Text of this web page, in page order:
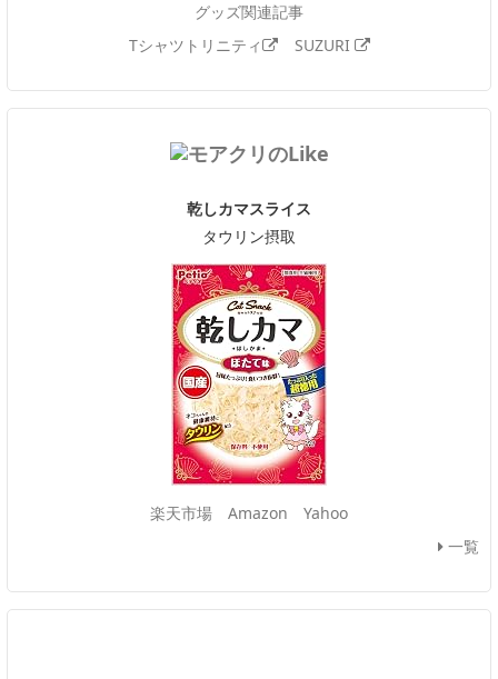
グッズ関連記事
Tシャツトリニティ
SUZURI
乾しカマスライス
タウリン摂取
楽天市場 Amazon
Yahoo
一覧